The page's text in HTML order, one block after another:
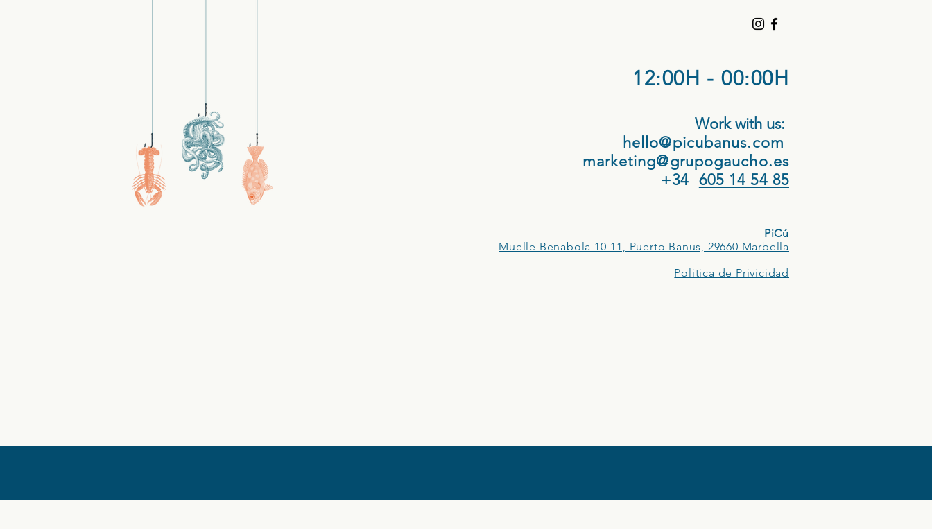
12:00H - 00:00H
Work with us:
hello@picubanus.com
marketing@grupogaucho.es
+34 605 14 54 85
PiCú
Muelle Benabola 10-11, Puerto Banus, 29660 Marbella
Politica de Privicidad